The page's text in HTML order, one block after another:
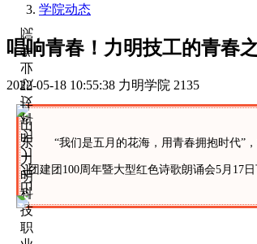
学院动态
唱响青春！力明技工的青春
2022-05-18 10:55:38 力明学院 2135
“我们是五月的花海，用青春拥抱时代”
团建团100周年暨大型红色诗歌朗诵会5月17